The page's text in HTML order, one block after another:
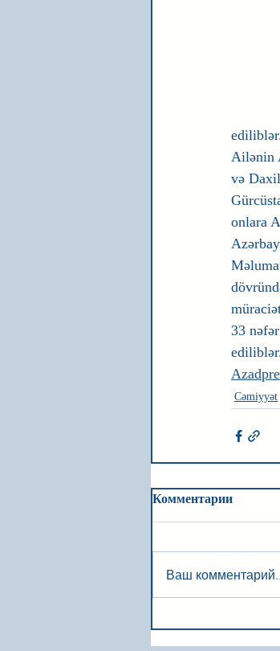
Ailənin
və
onlara
33
Cəmiyyət
Комментарии
Ваш